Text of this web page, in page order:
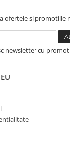
ofertele si promotiile
newsletter cu